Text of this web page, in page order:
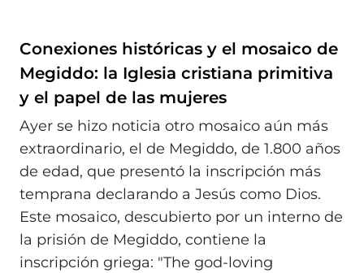
Conexiones históricas y el mosaico de
Megiddo: la Iglesia cristiana primitiva
y el papel de las mujeres
Ayer se hizo noticia otro mosaico aún más
extraordinario, el de Megiddo, de 1.800 años
de edad, que presentó la inscripción más
temprana declarando a Jesús como Dios.
Este mosaico, descubierto por un interno de
la prisión de Megiddo, contiene la
inscripción griega: "The god-loving